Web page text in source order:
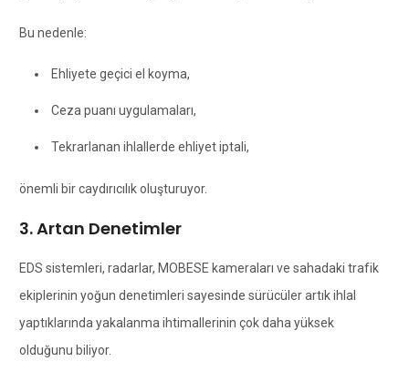
Bu nedenle:
Ehliyete geçici el koyma,
Ceza puanı uygulamaları,
Tekrarlanan ihlallerde ehliyet iptali,
önemli bir caydırıcılık oluşturuyor.
3. Artan Denetimler
EDS sistemleri, radarlar, MOBESE kameraları ve sahadaki trafik
ekiplerinin yoğun denetimleri sayesinde sürücüler artık ihlal
yaptıklarında yakalanma ihtimallerinin çok daha yüksek
olduğunu biliyor.